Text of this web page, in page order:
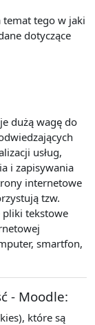
tego w jaki
dotyczące
dużą wagę do
usług,
i zapisywania
internetowe
tzw.
pliki tekstowe
smartfon,
- Moodle:
które są